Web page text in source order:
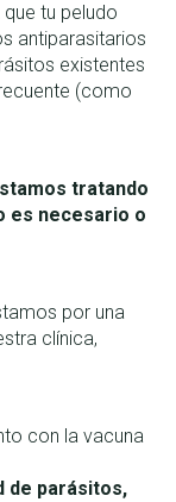
tu peludo
antiparasitarios
existentes
(como
tratando
es necesario o
por una
clínica,
con la vacuna
de parásitos,